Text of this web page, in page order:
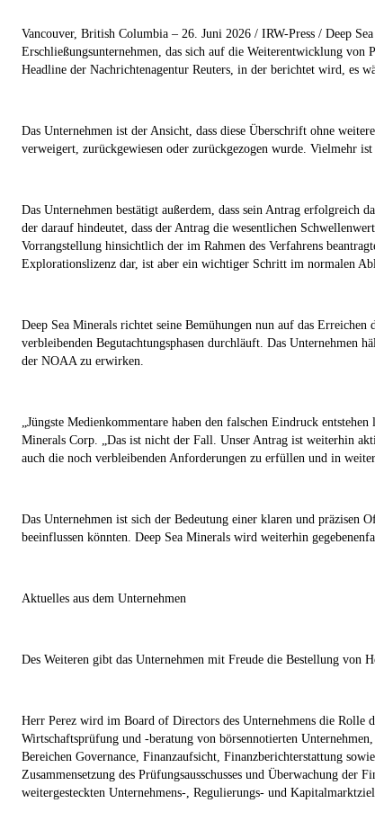
Vancouver, British Columbia – 26. Juni 2026 / IRW-Press / Deep
Erschließungsunternehmen, das sich auf die Weiterentwicklung
Headline der Nachrichtenagentur Reuters, in der berichtet wird, es
Das Unternehmen ist der Ansicht, dass diese Überschrift ohne
verweigert, zurückgewiesen oder zurückgezogen wurde. Vielmehr
Das Unternehmen bestätigt außerdem, dass sein Antrag erfolgreich
der darauf hindeutet, dass der Antrag die wesentlichen
Vorrangstellung hinsichtlich der im Rahmen des Verfahrens
Explorationslizenz dar, ist aber ein wichtiger Schritt im normalen
Deep Sea Minerals richtet seine Bemühungen nun auf das
verbleibenden Begutachtungsphasen durchläuft. Das Unternehmen
der NOAA zu erwirken.
„Jüngste Medienkommentare haben den falschen Eindruck
Minerals Corp. „Das ist nicht der Fall. Unser Antrag ist weiterhin
auch die noch verbleibenden Anforderungen zu erfüllen und in
Das Unternehmen ist sich der Bedeutung einer klaren und präzisen
beeinflussen könnten. Deep Sea Minerals wird weiterhin
Aktuelles aus dem Unternehmen
Des Weiteren gibt das Unternehmen mit Freude die Bestellung von
Herr Perez wird im Board of Directors des Unternehmens die Rolle
Wirtschaftsprüfung und -beratung von börsennotierten
Bereichen Governance, Finanzaufsicht, Finanzberichterstattung
Zusammensetzung des Prüfungsausschusses und Überwachung
weitergesteckten Unternehmens-, Regulierungs- und